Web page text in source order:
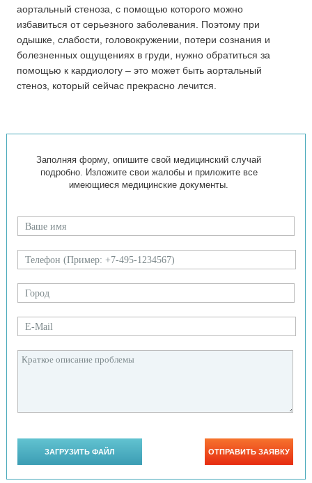
аортальный стеноза, с помощью которого можно
избавиться от серьезного заболевания. Поэтому при
одышке, слабости, головокружении, потери сознания и
болезненных ощущениях в груди, нужно обратиться за
помощью к кардиологу – это может быть аортальный
стеноз, который сейчас прекрасно лечится.
Заполняя форму, опишите свой медицинский случай
подробно. Изложите свои жалобы и приложите все
имеющиеся медицинские документы.